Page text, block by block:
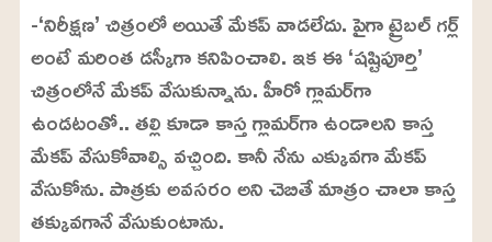
-‘నిరీక్షణ’ చిత్రంలో అయితే మేకప్ వాడలేదు. పైగా ట్రైబల్ గర్ల్
అంటే మరింత డస్కీగా కనిపించాలి. ఇక ఈ ‘షష్టిపూర్తి’
చిత్రంలోనే మేకప్ వేసుకున్నాను. హీరో గ్లామర్‌గా
ఉండటంతో.. తల్లి కూడా కాస్త గ్లామర్‌గా ఉండాలని కాస్త
మేకప్ వేసుకోవాల్సి వచ్చింది. కానీ నేను ఎక్కువగా మేకప్
వేసుకోను. పాత్రకు అవసరం అని చెబితే మాత్రం చాలా కాస్త
తక్కువగానే వేసుకుంటాను.